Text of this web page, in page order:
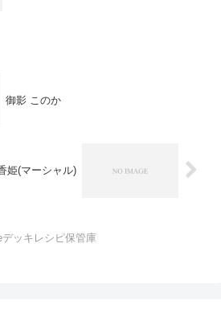
御影 このか
姫(マーシャル)
デッキレシピ保管庫